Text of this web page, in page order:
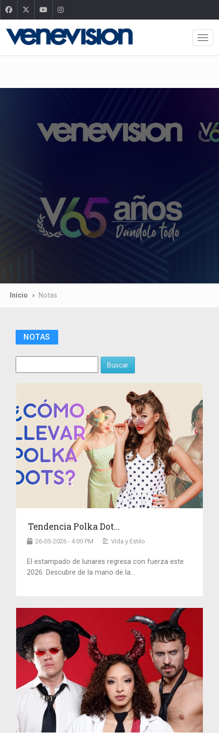
Inicio Notas
NOTAS
Buscar
Tendencia Polka Dot...
26-05-2026 - 4:00 PM Vida y Estilo
El estampado de lunares regresa con fuerza este
2026. Descubre de la mano de la...